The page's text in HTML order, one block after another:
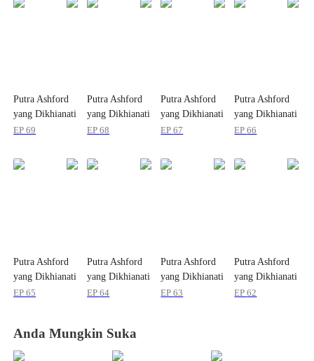
Putra Ashford
yang Dikhianati
dan Terbuang
EP69
Putra Ashford
yang Dikhianati
dan Terbuang
EP68
Putra Ashford
yang Dikhianati
dan Terbuang
EP67
Putra Ashford
yang Dikhianati
dan Terbuang
EP66
Putra Ashford
yang Dikhianati
dan Terbuang
EP65
Putra Ashford
yang Dikhianati
dan Terbuang
EP64
Putra Ashford
yang Dikhianati
dan Terbuang
EP63
Putra Ashford
yang Dikhianati
dan Terbuang
EP62
Anda Mungkin Suka